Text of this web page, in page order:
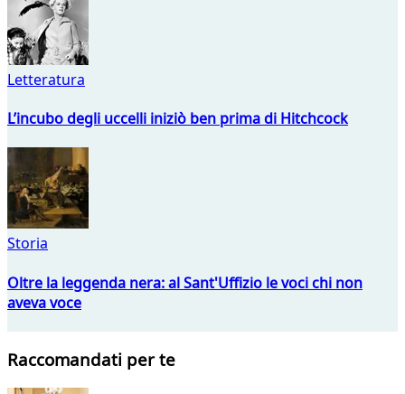
Letteratura
L’incubo degli uccelli iniziò ben prima di Hitchcock
Storia
Oltre la leggenda nera: al Sant'Uffizio le voci chi non
aveva voce
Raccomandati per te